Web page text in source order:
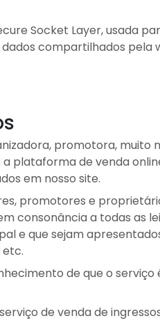
Socket Layer, usada
compartilhados pela
promotora,
plataforma de venda
em nosso site.
promotores e
consonância a todas as
e que sejam
de que o
de venda de